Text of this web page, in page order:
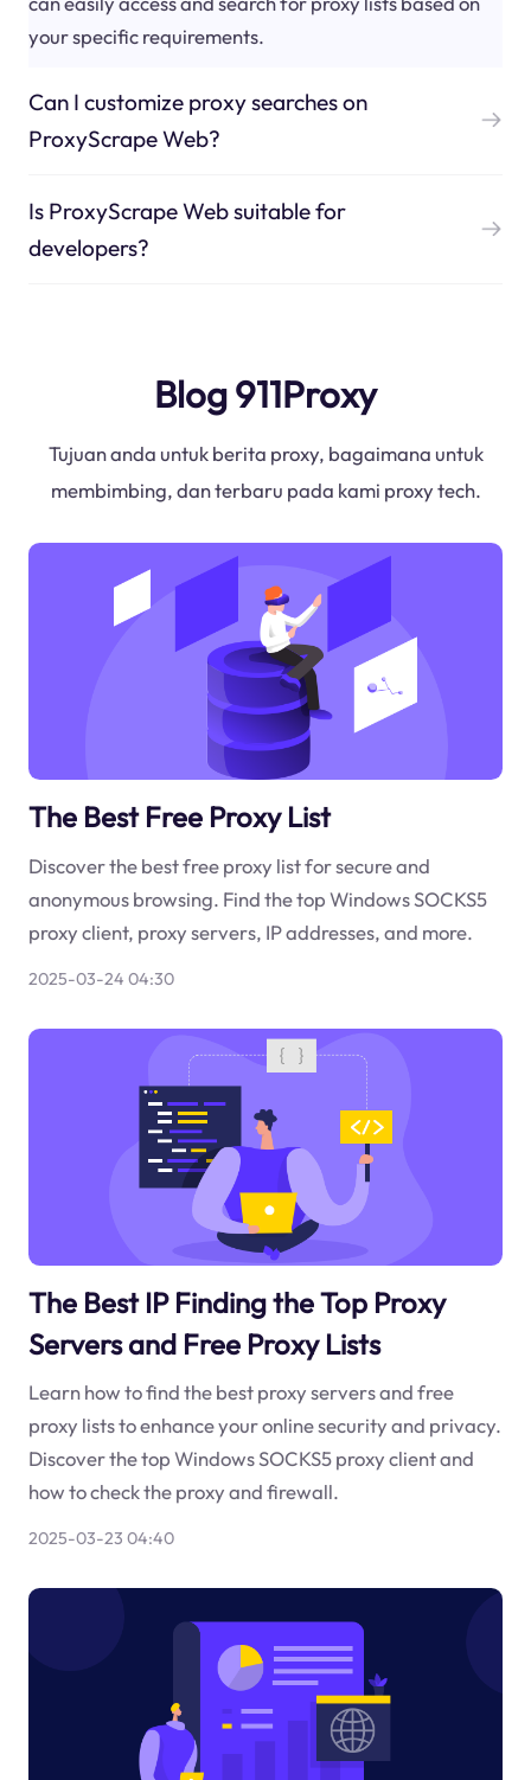
your specific requirements.
Can I customize proxy searches on
ProxyScrape Web?
Is ProxyScrape Web suitable for
developers?
Blog 911Proxy
Tujuan anda untuk berita proxy, bagaimana untuk
membimbing, dan terbaru pada kami proxy tech.
The Best Free Proxy List
Discover the best free proxy list for secure and
anonymous browsing. Find the top Windows SOCKS5
proxy client, proxy servers, IP addresses, and more.
2025-03-24 04:30
The Best IP Finding the Top Proxy
Servers and Free Proxy Lists
Learn how to find the best proxy servers and free
proxy lists to enhance your online security and privacy.
Discover the top Windows SOCKS5 proxy client and
how to check the proxy and firewall.
2025-03-23 04:40